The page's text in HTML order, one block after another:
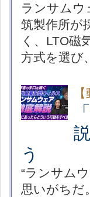
ランサムウ
筑製作所が
く、LTO磁
方式を選び
う
“ランサム
思いがちだ